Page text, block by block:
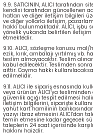
9.9. SATICININ, ALICI tarafından
kendisi tarafından güncellenen
hatları ve diğer iletişim bilgileri
ve diğer yollarla iletişim,
hakkı bulunmaktadır. ALICI, işbu
yönelik yukarıda belirtilen
etmektedir.
9.10. ALICI, sözleşme konusu
ezik, kırık, ambalajı yırtılmış
teslim almayacaktır. Teslim
kabul edilecektir. Teslimden
aittir. Cayma hakkı
edilmelidir.
9.11. ALICI ile sipariş esnasında
veya ürünün ALICI’ya
güvenlik açığı tespit edilmesi
iletişim bilgilerini, siparişte
yahut kart hamilinin
yazıyı ibraz etmesini ALICI’dan
temin etmesine kadar geçecek
taleplerin 24 saat içerisinde
hakkını haizdir.